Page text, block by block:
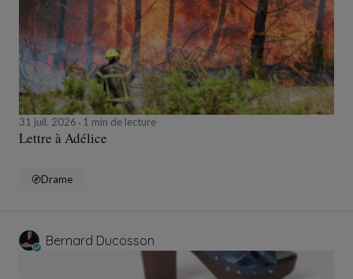
31 juil. 2026 1 min de lecture
Lettre à Adélice
Drame
Bernard Ducosson